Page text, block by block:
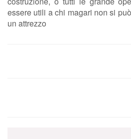
essere utili a chi magari non si
un attrezzo